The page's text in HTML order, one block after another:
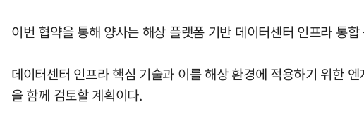
이번 협약을 통해 양사는 해상 플랫폼 기반 데이터센터 인프라 통
데이터센터 인프라 핵심 기술과 이를 해상 환경에 적용하기 위한
을 함께 검토할 계획이다.